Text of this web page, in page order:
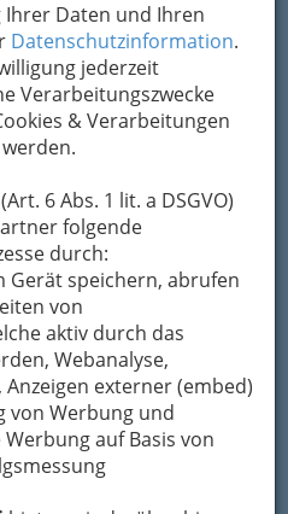
Daten und Ihren
Datenschutzinformation.
jederzeit
Verarbeitungszwecke
& Verarbeitungen
6 Abs. 1 lit. a DSGVO)
folgende
durch:
speichern, abrufen
von
aktiv durch das
Webanalyse,
externer (embed)
von Werbung und
auf Basis von
Selbstvertrauen
? Die gute Nachricht ist:
angeborene
kann durch gezielte
entwickelt werden.
Sie praktische
, die Ihnen dabei
Selbstvertrauen ins
Aspekte
über das